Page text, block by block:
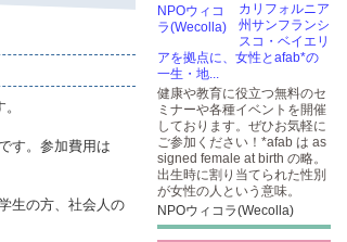
す。参加費用は
生の方、社会人の
カリフォルニア
州サンフランシ
スコ・ベイエリ
アを拠点に、女性とafab*の
一生・地...
健康や教育に役立つ無料のセ
ミナーや各種イベントを開催
しております。ぜひお気軽に
ご参加ください！*afab は as
signed female at birth の略。
出生時に割り当てられた性別
が女性の人という意味。
NPOウィコラ(Wecolla)